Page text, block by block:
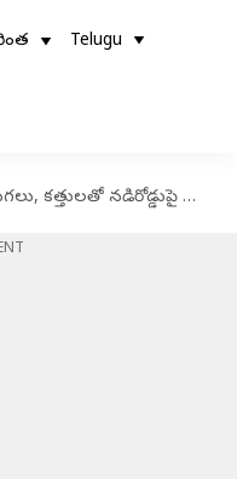
Telugu
కత్తులతో నడిరోడ్డుపై వ్యక్తి దారుణ హత్య